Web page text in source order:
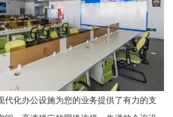
代化办公设施为您的业务提供了有力的支